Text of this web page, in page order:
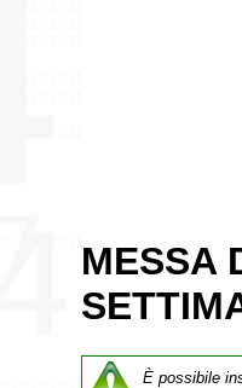
MESSA
È possibile